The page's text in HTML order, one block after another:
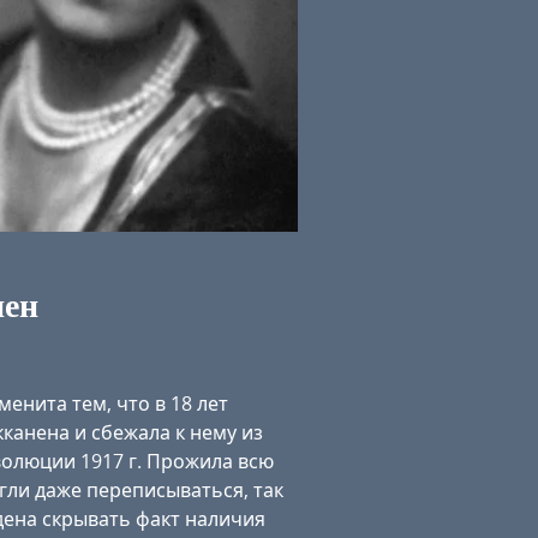
тем, что в 18 лет
и сбежала к нему из
1917 г. Прожила всю
даже переписываться, так
скрывать факт наличия